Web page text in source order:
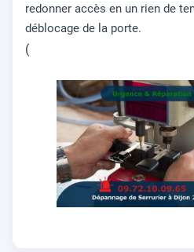
redonner accès en un rien de
déblocage de la porte.
(